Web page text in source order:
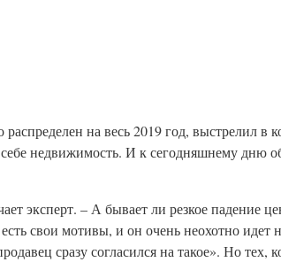
на весь 2019 год, выстрелил в
недвижимость. И к сегодняшнему дню
эксперт. – А бывает ли резкое падение
свои мотивы, и он очень неохотно идет
сразу согласился на такое». Но тех,